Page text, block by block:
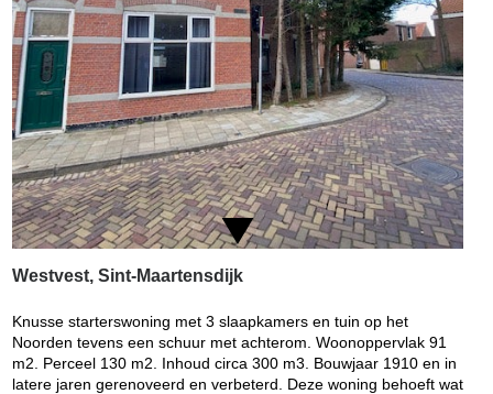
Westvest, Sint-Maartensdijk
Knusse starterswoning met 3 slaapkamers en tuin op het
Noorden tevens een schuur met achterom. Woonoppervlak 91
m2. Perceel 130 m2. Inhoud circa 300 m3. Bouwjaar 1910 en in
latere jaren gerenoveerd en verbeterd. Deze woning behoeft wat